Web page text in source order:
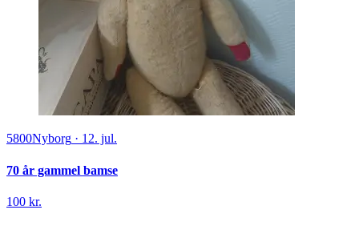
5800Nyborg · 12. jul.
70 år gammel bamse
100 kr.